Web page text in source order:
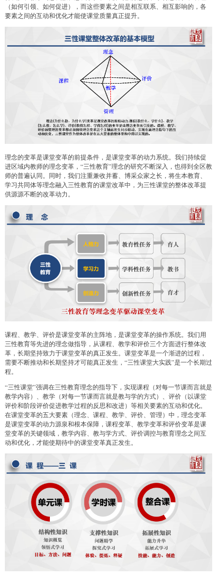
（如何引领、如何促进），而这些要素之间是相互联系、相互影响的，各
要素之间的互动和优化才能使课堂质量真正提升。
理念的变革是课堂变革的前提条件，是课堂变革的动力系统。我们持续促
进区域内教师的理念变革，“三性教育”理念的研究不断深入，也得到全区教
师的普遍认同。同时，我们注重兼收并蓄、博采众家之长，将生本教育、
学习共同体等理念融入三性教育的课堂改革中，为三性课堂的整体改革提
供源源不断的改革动力。
课程、教学、评价是课堂变革的主阵地，是课堂变革的操作系统。我们用
三性教育等先进的理念做指导，从课程、教学和评价三个方面进行整体改
革，长期坚持致力于课堂变革的真正发生。课堂变革是一个渐进的过程，
需要不断推动和长期坚持才可能真正发生，“三性课堂大实践”是一个长期过
程。
“三性课堂”强调在三性教育理念的指导下，实现课程（对每一节课而言就是
教学内容）、教学（对每一节课而言就是教与学的方式）、评价（以课堂
评价和阶段评价促进教学过程的反思和改进）等相关要素的互动和优化。
在课堂变革的五大要素（理念、课程、教学、评价、管理）中，理念变革
是课堂变革的动力源泉和根本保障，课程变革、教学变革和评价变革是课
堂变革的关键领域，教学内容、教与学方式、评价调控与教育理念之间互
动和优化，才能使期待中的课堂变革真正发生。